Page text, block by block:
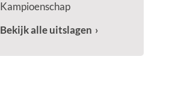
Kampioenschap
Bekijk alle uitslagen